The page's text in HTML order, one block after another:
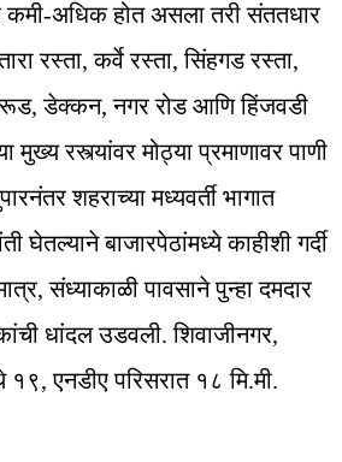
कमी-अधिक होत असला तरी संततधार
रस्ता, कर्वे रस्ता, सिंहगड रस्ता,
डेक्कन, नगर रोड आणि हिंजवडी
मुख्य रस्त्यांवर मोठ्या प्रमाणावर पाणी
शहराच्या मध्यवर्ती भागात
घेतल्याने बाजारपेठांमध्ये काहीशी गर्दी
संध्याकाळी पावसाने पुन्हा दमदार
धांदल उडवली. शिवाजीनगर,
एनडीए परिसरात १८ मि.मी.